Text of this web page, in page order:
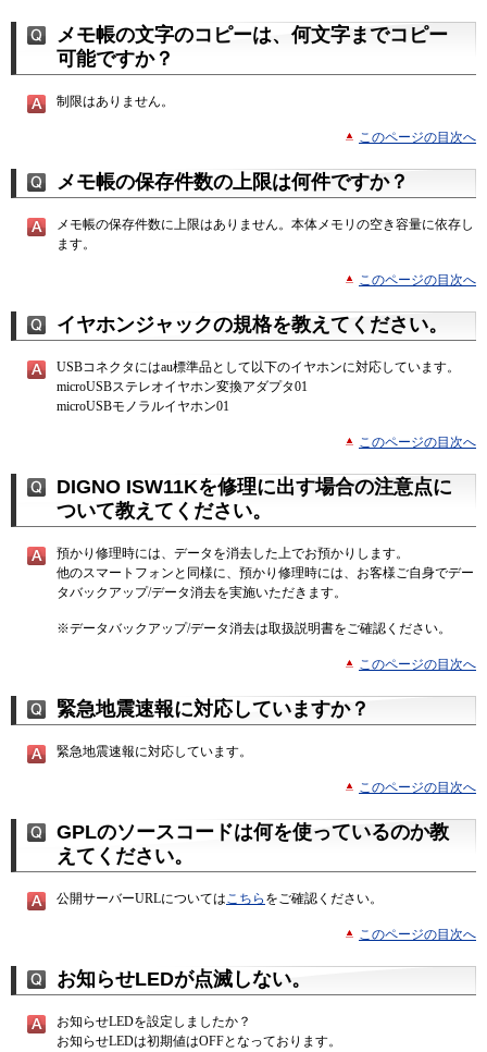
メモ帳の文字のコピーは、何文字までコピー
可能ですか？
制限はありません。
このページの目次へ
メモ帳の保存件数の上限は何件ですか？
メモ帳の保存件数に上限はありません。本体メモリの空き容量に依存し
ます。
このページの目次へ
イヤホンジャックの規格を教えてください。
USBコネクタにはau標準品として以下のイヤホンに対応しています。
microUSBステレオイヤホン変換アダプタ01
microUSBモノラルイヤホン01
このページの目次へ
DIGNO ISW11Kを修理に出す場合の注意点に
ついて教えてください。
預かり修理時には、データを消去した上でお預かりします。
他のスマートフォンと同様に、預かり修理時には、お客様ご自身でデー
タバックアップ/データ消去を実施いただきます。
※データバックアップ/データ消去は取扱説明書をご確認ください。
このページの目次へ
緊急地震速報に対応していますか？
緊急地震速報に対応しています。
このページの目次へ
GPLのソースコードは何を使っているのか教
えてください。
公開サーバーURLについてはこちら をご確認ください。
このページの目次へ
お知らせLEDが点滅しない。
お知らせLEDを設定しましたか？
お知らせLEDは初期値はOFFとなっております。